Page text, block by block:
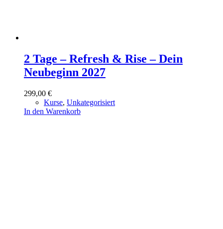
2 Tage – Refresh & Rise – Dein
Neubeginn 2027
299,00 €
Kurse, Unkategorisiert
In den Warenkorb